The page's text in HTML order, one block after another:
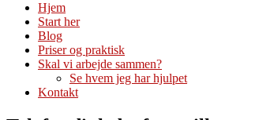
Hjem
Start her
Blog
Priser og praktisk
Skal vi arbejde sammen?
Se hvem jeg har hjulpet
Kontakt